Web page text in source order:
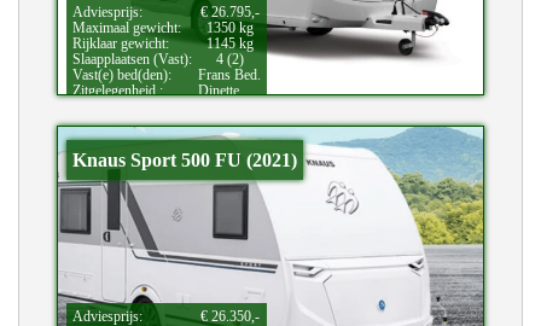
Adviesprijs:
€ 26.795,-
Maximaal gewicht:
1350 kg
Rijklaar gewicht:
1145 kg
Slaapplaatsen (Vast):
4 (2)
Vast(e) bed(den):
Frans Bed.
Zitgelegenheid.:
Dinette.
Knaus Sport 500 FU (2021)
Adviesprijs:
€ 26.350,-